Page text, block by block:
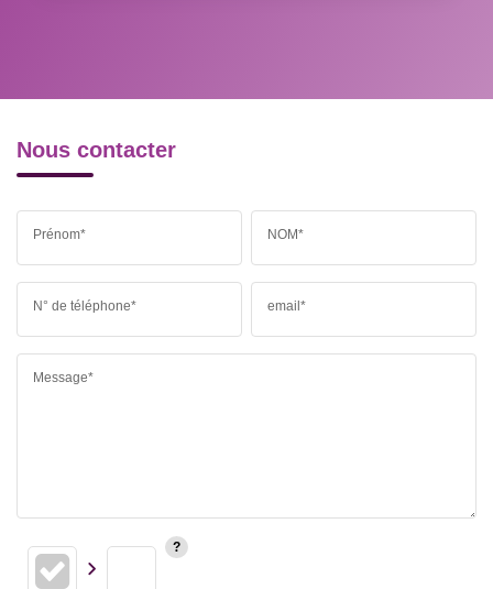
Nous contacter
Prénom* NOM*
N° de téléphone* email*
Message*